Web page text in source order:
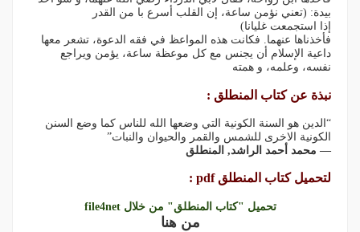
بيدة: (تعني نؤمن ساعة، إن القلب أسرع با من القدر
إذا استجمعت غليانا)
فأخذناها عنهما. فكانت هذه المواعظ في فقه الدعوة، تشعر معها
داعية الإسلام أن يجنس مع كل موعظة ساعة، يؤمن ويراجع
نفسه، وعلمه، و همته
نبذة عن كتاب المنطلق :
“الدين هو السنة الكونية التي وضعها الله للناس كما وضع السنن
الكونية الاخرى للشمس والقمر والحيوان والنبات”
― محمد أحمد الراشد, المنطلق
لتحميل كتاب المنطلق pdf :
تحميل "كتاب المنطلق" من خلال file4net
من هنا